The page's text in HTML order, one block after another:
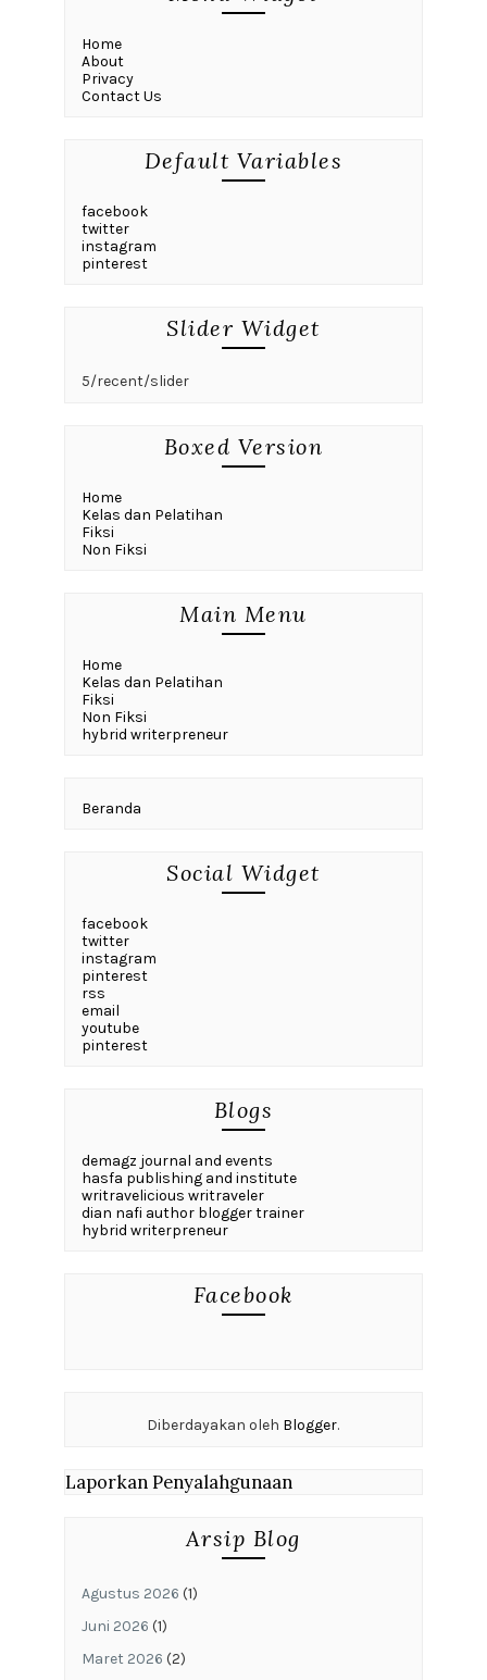
Home
About
Privacy
Contact Us
Default Variables
facebook
twitter
instagram
pinterest
Slider Widget
5/recent/slider
Boxed Version
Home
Kelas dan Pelatihan
Fiksi
Non Fiksi
Main Menu
Home
Kelas dan Pelatihan
Fiksi
Non Fiksi
hybrid writerpreneur
Beranda
Social Widget
facebook
twitter
instagram
pinterest
rss
email
youtube
pinterest
Blogs
demagz journal and events
hasfa publishing and institute
writravelicious writraveler
dian nafi author blogger trainer
hybrid writerpreneur
Facebook
Diberdayakan oleh Blogger.
Laporkan Penyalahgunaan
Arsip Blog
Agustus 2026 (1)
Juni 2026 (1)
Maret 2026 (2)